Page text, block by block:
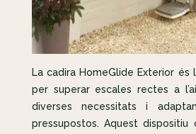
La cadira HomeGlide Exterior
per superar escales rectes a
diverses necessitats i
pressupostos. Aquest